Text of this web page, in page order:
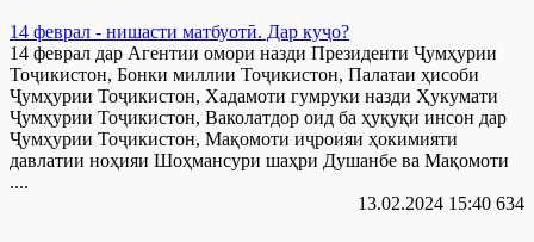
14 феврал - нишасти матбуотӣ. Дар куҷо?
14 феврал дар Агентии омори назди Президенти Ҷумҳурии
Тоҷикистон, Бонки миллии Тоҷикистон, Палатаи ҳисоби
Ҷумҳурии Тоҷикистон, Хадамоти гумруки назди Ҳукумати
Ҷумҳурии Тоҷикистон, Ваколатдор оид ба ҳуқуқи инсон дар
Ҷумҳурии Тоҷикистон, Мақомоти иҷроияи ҳокимияти
давлатии ноҳияи Шоҳмансури шаҳри Душанбе ва Мақомоти
....
13.02.2024 15:40 634